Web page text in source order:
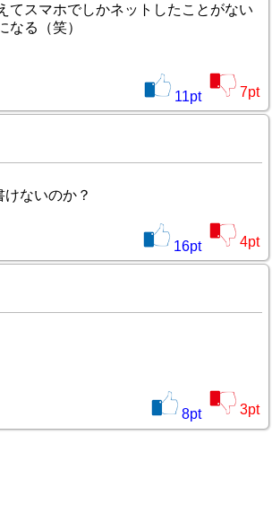
てスマホでしかネットしたことがない
なる（笑）
11pt 7pt
ないのか？
16pt 4pt
8pt 3pt